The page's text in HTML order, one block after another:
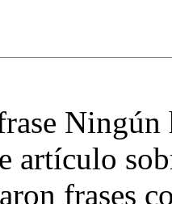
artículo
frases